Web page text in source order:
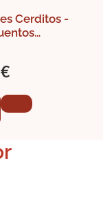
Cerditos -
con